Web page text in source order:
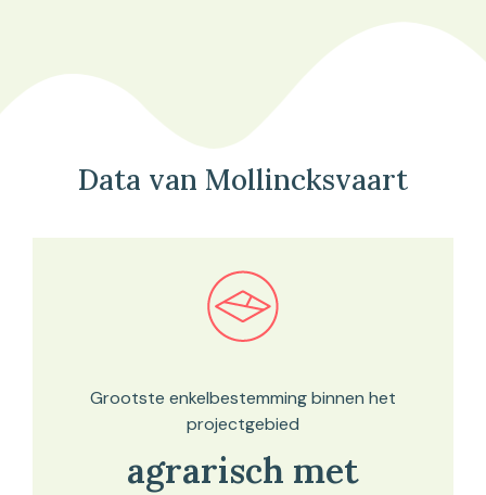
Data van Mollincksvaart
Bekijk in onze kaartviewer
Grootste enkelbestemming binnen het
projectgebied
agrarisch met